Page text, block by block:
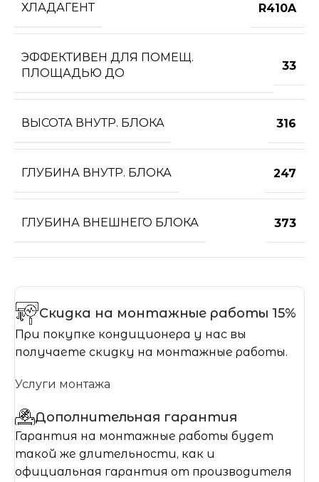
ХЛАДАГЕНТ R410A
ЭФФЕКТИВЕН ДЛЯ ПОМЕЩ.
ПЛОЩАДЬЮ ДО
33
ВЫСОТА ВНУТР. БЛОКА 316
ГЛУБИНА ВНУТР. БЛОКА 247
ГЛУБИНА ВНЕШНЕГО БЛОКА 373
Скидка на монтажные работы 15%
При покупке кондиционера у нас вы
получаете скидку на монтажные работы.
Услуги монтажа
Дополнительная гарантия
Гарантия на монтажные работы будет
такой же длительности, как и
официальная гарантия от производителя